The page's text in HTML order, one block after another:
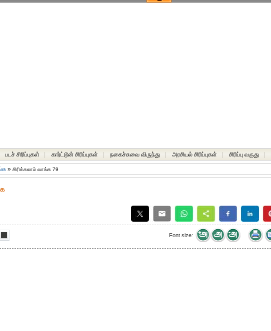
படச் சிரிப்புகள் கார்ட்டூன் சிரிப்புகள் நகைச்சுவை விருந்து அரசியல் சிரிப்புகள் சிரிப்பு வருது
» சிரிக்கலாம் வாங்க 79
Font size: